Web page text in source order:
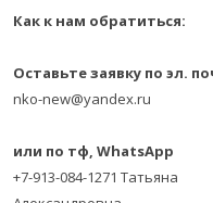
Как к нам обратиться:
Оставьте заявку по эл.
nko-new@yandex.ru
или по тф, WhatsApp
+7-913-084-1271 Татьяна